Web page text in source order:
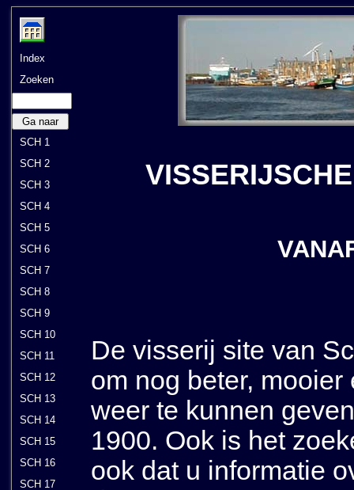
Index
Zoeken
Ga naar
SCH 1
SCH 2
SCH 3
SCH 4
SCH 5
SCH 6
SCH 7
SCH 8
SCH 9
SCH 10
SCH 11
SCH 12
SCH 13
SCH 14
SCH 15
SCH 16
SCH 17
De visserij site van
om nog beter,
weer te kunnen
1900. Ook is het
ook dat u informatie